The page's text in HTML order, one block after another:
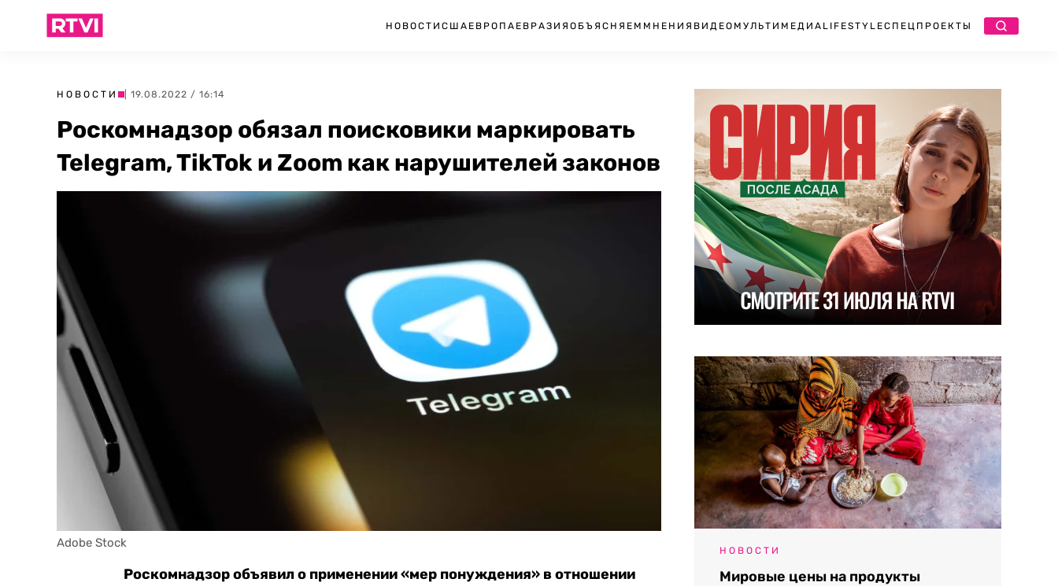
НОВОСТИ США ЕВРОПА ЕВРАЗИЯ ОБЪЯСНЯЕМ МНЕНИЯ ВИДЕО МУЛЬТИМЕДИА LIFESTYLEСПЕЦПРОЕКТЫ
НОВОСТИ | 19.08.2022 / 16:14
Роскомнадзор обязал поисковики маркировать
Telegram, TikTok и Zoom как нарушителей законов
Adobe Stock
Роскомнадзор объявил о применении «мер понуждения» в отношении
НОВОСТИ
Мировые цены на продукты